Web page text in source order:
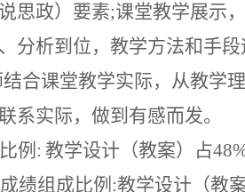
思政）要素;课堂教学展示
分析到位，教学方法和手
结合课堂教学实际，从教学
系实际，做到有感而发。
例 : 教学设计（教案）占
绩组成比例 :教学设计（教